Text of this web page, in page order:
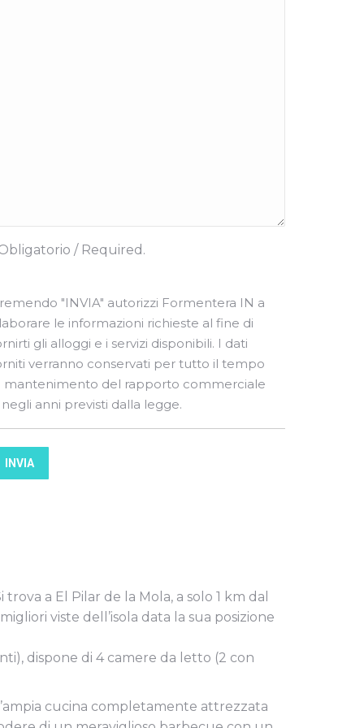
/ Required.
"INVIA" ​​autorizzi Formentera IN a
le informazioni richieste al fine di
gli alloggi e i servizi disponibili. I dati
verranno conservati per tutto il tempo
mantenimento del rapporto commerciale
anni previsti dalla legge.
INVIA
a El Pilar de la Mola, a solo 1 km dal
viste dell’isola data la sua posizione
dispone di 4 camere da letto (2 con
cucina completamente attrezzata